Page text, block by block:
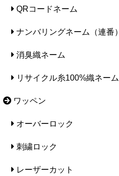
QRコードネーム
ナンバリングネーム（連番）
消臭織ネーム
リサイクル糸100%織ネーム
ワッペン
オーバーロック
刺繍ロック
レーザーカット